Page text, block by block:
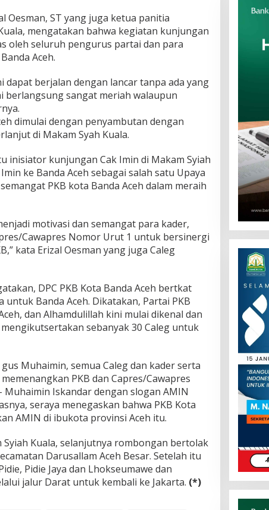
Oesman, ST yang juga ketua panitia
mengatakan bahwa kegiatan kunjungan
oleh seluruh pengurus partai dan para
Aceh.
dapat berjalan dengan lancar tanpa ada yang
berlangsung sangat meriah walaupun
dimulai dengan penyambutan dengan
di Makam Syah Kuala.
inisiator kunjungan Cak Imin di Makam Syiah
ke Banda Aceh sebagai salah satu Upaya
PKB kota Banda Aceh dalam meraih
motivasi dan semangat para kader,
Cawapres Nomor Urut 1 untuk bersinergi
kata Erizal Oesman yang juga Caleg
DPC PKB Kota Banda Aceh bertkat
Banda Aceh. Dikatakan, Partai PKB
dan Alhamdulillah kini mulai dikenal dan
sebanyak 30 Caleg untuk
Muhaimin, semua Caleg dan kader serta
PKB dan Capres/Cawapres
Iskandar dengan slogan AMIN
seraya menegaskan bahwa PKB Kota
AMIN di ibukota provinsi Aceh itu.
Kuala, selanjutnya rombongan bertolak
Darusallam Aceh Besar. Setelah itu
Pidie Jaya dan Lhokseumawe dan
jalur Darat untuk kembali ke Jakarta. (*)